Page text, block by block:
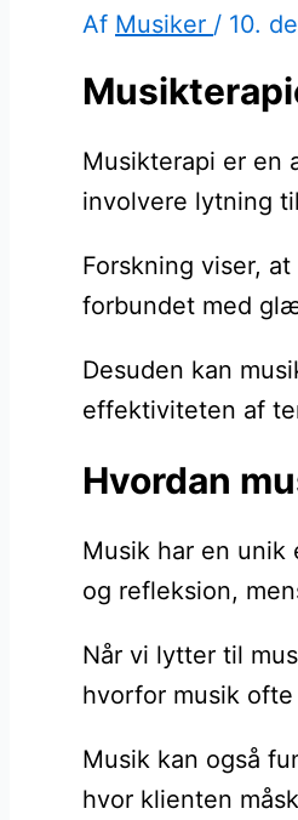
Af Musiker / 10.
Musikterapi er en
involvere lytning
Forskning viser,
forbundet med
Desuden kan
effektiviteten af
Hvordan
Musik har en unik
og refleksion,
Når vi lytter til
hvorfor musik
Musik kan også
hvor klienten